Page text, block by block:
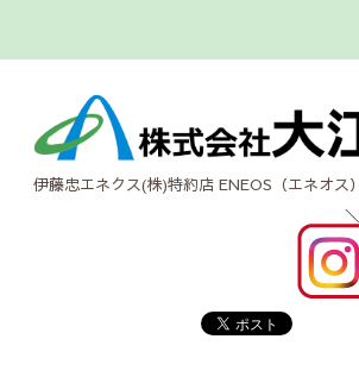
伊藤忠エネクス(株)特約店 ENEOS（エネオス）